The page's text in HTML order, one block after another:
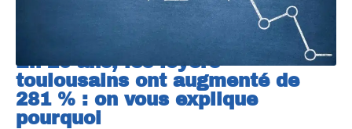
En 20 ans, les loyers
toulousains ont augmenté de
281 % : on vous explique
pourquoi